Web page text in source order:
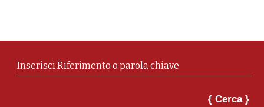
{ Cerca }